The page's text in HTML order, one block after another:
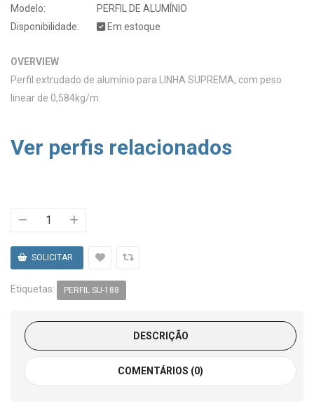
Modelo:
PERFIL DE ALUMÍNIO
Disponibilidade:
Em estoque
OVERVIEW
Perfil extrudado de alumínio para LINHA SUPREMA, com peso
linear de 0,584kg/m.
Ver perfis relacionados
Etiquetas: PERFIL SU-188
DESCRIÇÃO
COMENTÁRIOS (0)